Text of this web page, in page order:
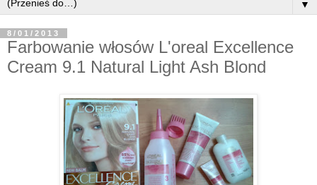
▼
8/01/2013
Farbowanie włosów L'oreal Excellence
Cream 9.1 Natural Light Ash Blond